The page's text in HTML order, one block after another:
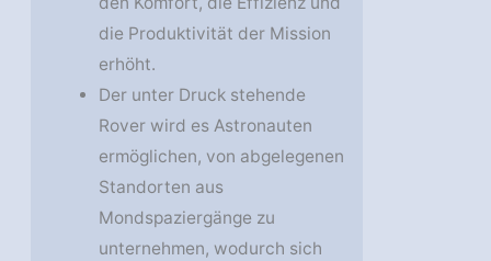
die Produktivität der Mission
erhöht.
Der unter Druck stehende
Rover wird es Astronauten
ermöglichen, von abgelegenen
Standorten aus
Mondspaziergänge zu
unternehmen, wodurch sich